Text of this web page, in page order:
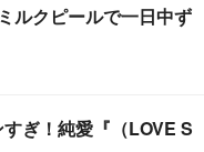
ルクピールで一日中ず
ぎ！純愛『（LOVE S